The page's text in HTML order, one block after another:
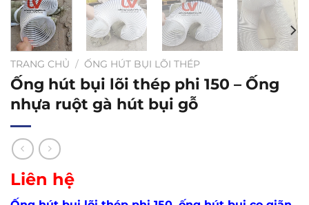
TRANG CHỦ / ỐNG HÚT BỤI LÕI THÉP
Ống hút bụi lõi thép phi 150 – Ống
nhựa ruột gà hút bụi gỗ
Liên hệ